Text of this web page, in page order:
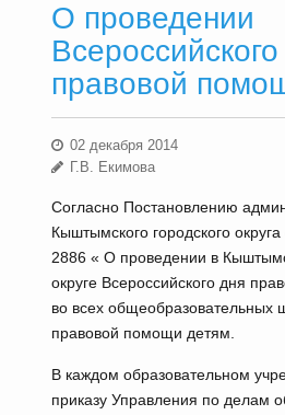
О проведении
правовой
02 декабря 2014
Г.В. Екимова
Согласно Постановлению
Кыштымского городского
2886 « О проведении в
округе Всероссийского дня
во всех общеобразовательных
правовой помощи детям.
В каждом образовательном
приказу Управления по делам